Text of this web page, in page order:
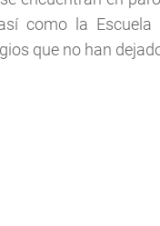
como la
que no han